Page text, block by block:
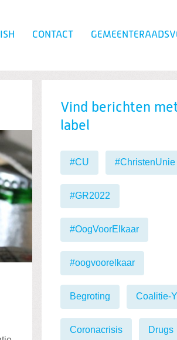
CONTACT
Vind berichten
label
#CU #ChristenUnie
#GR2022
#OogVoorElkaar
#oogvoorelkaar
Begroting Coalitie-Y
Coronacrisis Drugs